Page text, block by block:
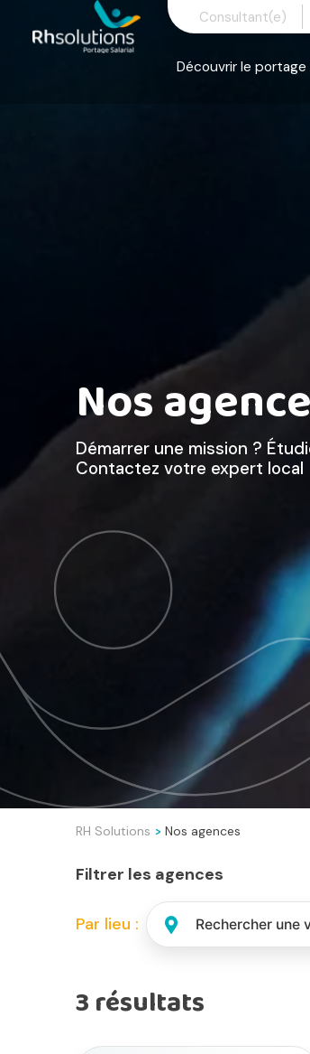
Consultant(e)
Découvrir le portage
Nos
Démarrer une mission ?
Contactez votre expert local
RH Solutions > Nos agences
Filtrer les agences
Par lieu :
3résultats